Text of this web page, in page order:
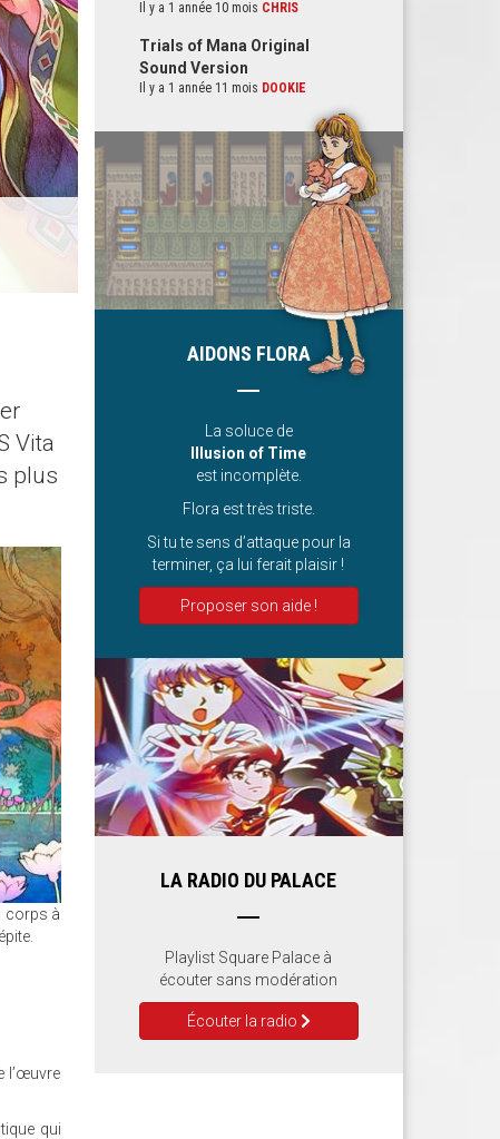
Vita
plus
corps à
l’œuvre
qui
Il y a 1 année 10 mois CHRIS
Trials of Mana Original
Sound Version
Il y a 1 année 11 mois DOOKIE
AIDONS FLORA
La soluce de
Illusion of Time
est incomplète.
Flora est très triste.
Si tu te sens d’attaque pour la
terminer, ça lui ferait plaisir !
Proposer son aide !
LA RADIO DU PALACE
Playlist Square Palace à
écouter sans modération
Écouter la radio